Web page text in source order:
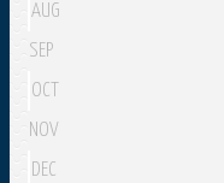
AUG
SEP
OCT
NOV
DEC